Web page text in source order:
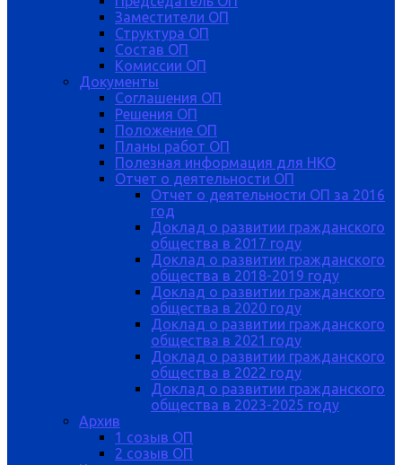
Заместители ОП
Структура ОП
Состав ОП
Комиссии ОП
Документы
Соглашения ОП
Решения ОП
Положение ОП
Планы работ ОП
Полезная информация для НКО
Отчет о деятельности ОП
Отчет о деятельности ОП за 2016
год
Доклад о развитии гражданского
общества в 2017 году
Доклад о развитии гражданского
общества в 2018-2019 году
Доклад о развитии гражданского
общества в 2020 году
Доклад о развитии гражданского
общества в 2021 году
Доклад о развитии гражданского
общества в 2022 году
Доклад о развитии гражданского
общества в 2023-2025 году
Архив
1 созыв ОП
2 созыв ОП